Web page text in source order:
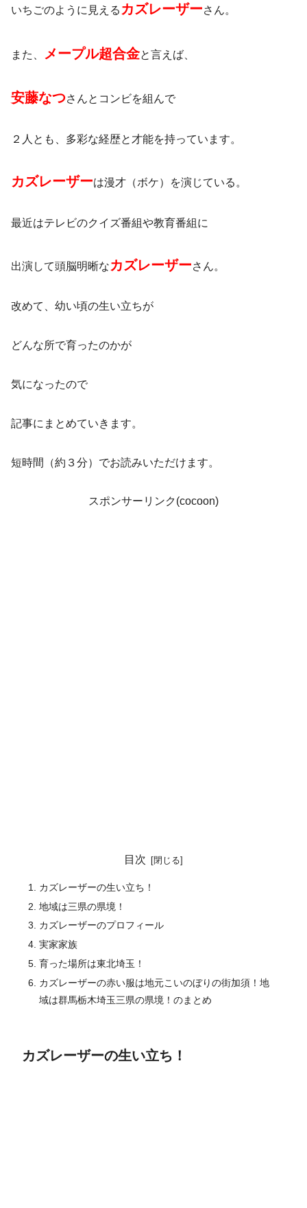
いちごのように見える カズレーザーさん。
また、 メープル超合金と言えば、
安藤なつさんとコンビを組んで
２人とも、多彩な経歴と才能を持っています。
カズレーザーは漫才（ボケ）を演じている。
最近はテレビのクイズ番組や教育番組に
出演して頭脳明晰なカズレーザーさん。
改めて、幼い頃の生い立ちが
どんな所で育ったのかが
気になったので
記事にまとめていきます。
短時間（約３分）でお読みいただけます。
スポンサーリンク(cocoon)
目次
カズレーザーの生い立ち！
地域は三県の県境！
カズレーザーのプロフィール
実家家族
育った場所は東北埼玉！
カズレーザーの赤い服は地元こいのぼりの街加須！地
域は群馬栃木埼玉三県の県境！のまとめ
カズレーザーの生い立ち！